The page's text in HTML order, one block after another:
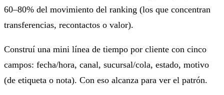
60–80% del movimiento del ranking (los que concentran
transferencias, recontactos o valor).
Construí una mini línea de tiempo por cliente con cinco
campos: fecha/hora, canal, sucursal/cola, estado, motivo
(de etiqueta o nota). Con eso alcanza para ver el patrón.